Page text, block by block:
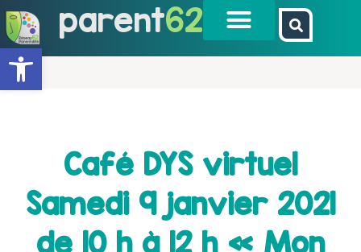
Ouvrir la barre d’outils
parent62
Café DYS virtuel
Samedi 9 janvier 2021
de 10 h à 12 h « Mon